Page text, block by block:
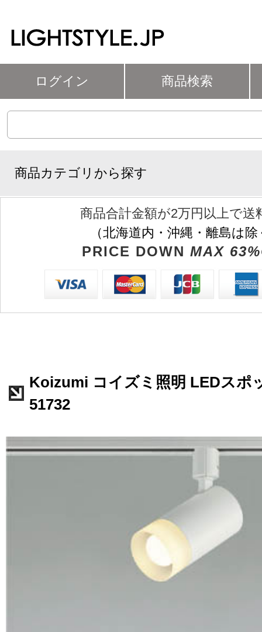
ログイン 商品検索
商品カテゴリから探す
商品合計金額が2万円以上で送
（北海道内・沖縄・離島は
PRICE DOWN MAX
Koizumi コイズミ照明 LEDスポ
51732